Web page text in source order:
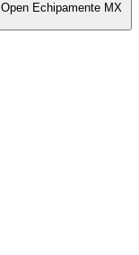
Open Echipamente MX